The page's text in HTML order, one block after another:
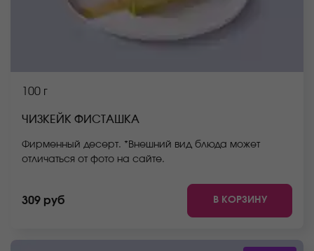
100 г
ЧИЗКЕЙК ФИСТАШКА
Фирменный десерт. *Внешний вид блюда может
отличаться от фото на сайте.
309 руб В КОРЗИНУ